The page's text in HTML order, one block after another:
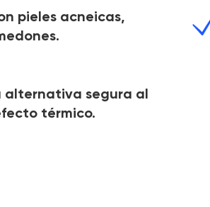
pieles acneicas,
alternativa segura al
térmico.